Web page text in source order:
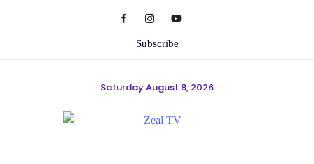
Subscribe
Saturday August 8, 2026